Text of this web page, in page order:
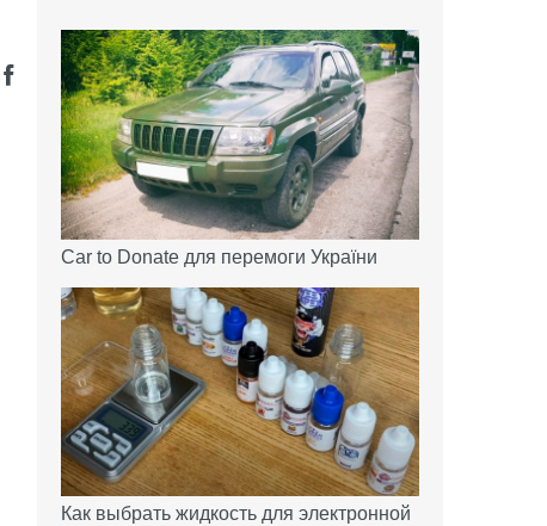
Car to Donate для перемоги України
Как выбрать жидкость для электронной